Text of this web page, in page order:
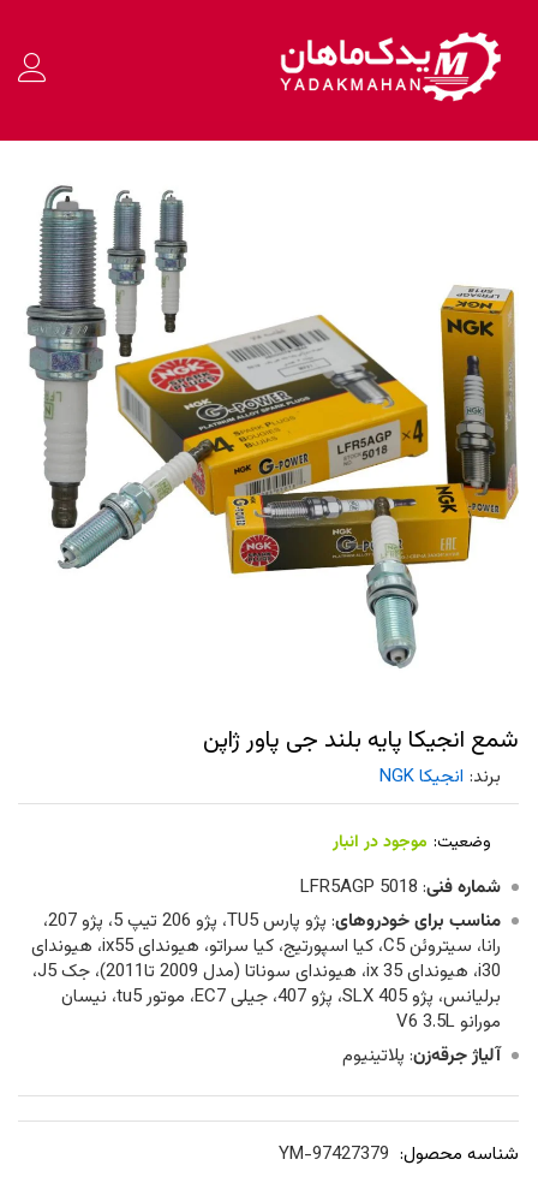
شمع انجیکا پایه بلند جی پاور ژاپن
برند: انجیکا NGK
وضعیت: موجود در انبار
شماره فنی: 5018 LFR5AGP
مناسب برای خودروهای
: پژو پارس TU5، پژو 206 تیپ 5، پژو 207،
رانا، سیتروئن C5، کیا اسپورتیج، کیا سراتو، هیوندای ix55، هیوندای
i30، هیوندای ix 35، هیوندای سوناتا (مدل 2009 تا2011)، جک J5،
برلیانس، پژو SLX 405، پژو 407، جیلی EC7، موتور tu5، نیسان
مورانو V6 3.5L
آلیاژ جرقه‌زن: پلاتینیوم
شناسه محصول: YM-97427379